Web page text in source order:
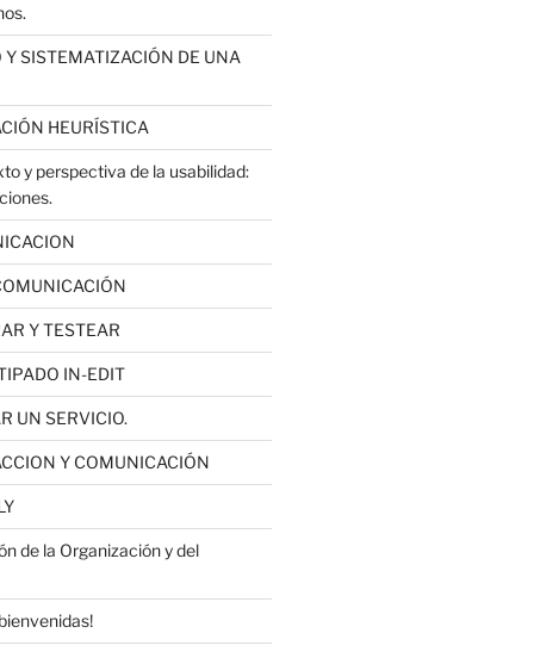
Y SISTEMATIZACIÓN DE UNA
HEURÍSTICA
y perspectiva de la usabilidad:
Y TESTEAR
IN-EDIT
UN SERVICIO.
Y COMUNICACIÓN
de la Organización y del